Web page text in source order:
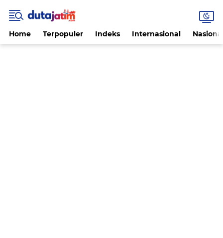
Home Terpopuler Indeks Internasional